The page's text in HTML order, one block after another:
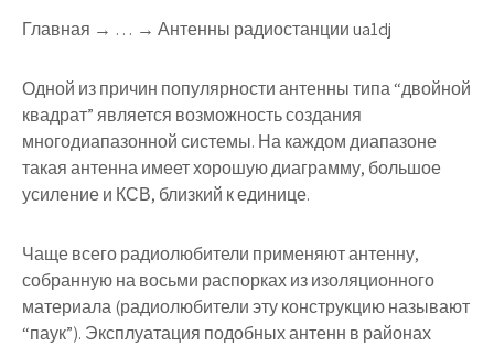
Главная → … → Антенны радиостанции ua1dj
Одной из причин популярности антенны типа “двойной
квадрат” является возможность создания
многодиапазонной системы. На каждом диапазоне
такая антенна имеет хорошую диаграмму, большое
усиление и КСВ, близкий к единице.
Чаще всего радиолюбители применяют антенну,
собранную на восьми распорках из изоляционного
материала (радиолюбители эту конструкцию называют
“паук”). Эксплуатация подобных антенн в районах